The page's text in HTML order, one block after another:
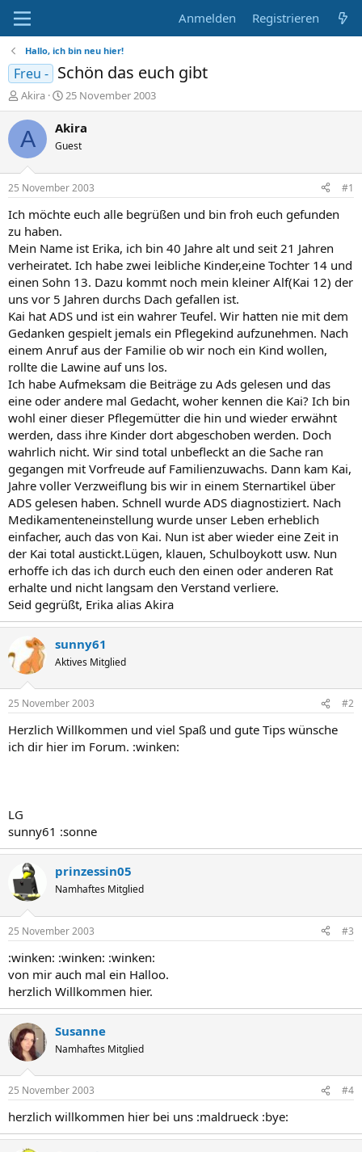
Anmelden Registrieren
Hallo, ich bin neu hier!
Freu - Schön das euch gibt
E
r
s
t
e
r
Akira
E
r
s
e
t
a
25 November 2003
A Akira
Guest
25 November 2003 #1
Ich möchte euch alle begrüßen und bin froh euch gefunden
zu haben.
Mein Name ist Erika, ich bin 40 Jahre alt und seit 21 Jahren
verheiratet. Ich habe zwei leibliche Kinder,eine Tochter 14 und
einen Sohn 13. Dazu kommt noch mein kleiner Alf(Kai 12) der
uns vor 5 Jahren durchs Dach gefallen ist.
Kai hat ADS und ist ein wahrer Teufel. Wir hatten nie mit dem
Gedanken gespielt jemals ein Pflegekind aufzunehmen. Nach
einem Anruf aus der Familie ob wir noch ein Kind wollen,
rollte die Lawine auf uns los.
Ich habe Aufmeksam die Beiträge zu Ads gelesen und das
eine oder andere mal Gedacht, woher kennen die Kai? Ich bin
wohl einer dieser Pflegemütter die hin und wieder erwähnt
werden, dass ihre Kinder dort abgeschoben werden. Doch
wahrlich nicht. Wir sind total unbefleckt an die Sache ran
gegangen mit Vorfreude auf Familienzuwachs. Dann kam Kai,
Jahre voller Verzweiflung bis wir in einem Sternartikel über
ADS gelesen haben. Schnell wurde ADS diagnostiziert. Nach
Medikamenteneinstellung wurde unser Leben erheblich
einfacher, auch das von Kai. Nun ist aber wieder eine Zeit in
der Kai total austickt.Lügen, klauen, Schulboykott usw. Nun
erhoffe ich das ich durch euch den einen oder anderen Rat
erhalte und nicht langsam den Verstand verliere.
Seid gegrüßt, Erika alias Akira
sunny61
Aktives Mitglied
25 November 2003 #2
Herzlich Willkommen und viel Spaß und gute Tips wünsche
ich dir hier im Forum. :winken:
LG
sunny61 :sonne
prinzessin05
Namhaftes Mitglied
25 November 2003 #3
:winken: :winken: :winken:
von mir auch mal ein Halloo.
herzlich Willkommen hier.
Susanne
Namhaftes Mitglied
25 November 2003 #4
herzlich willkommen hier bei uns :maldrueck :bye: